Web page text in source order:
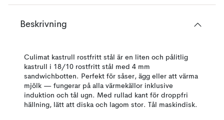
Beskrivning
Culimat kastrull rostfritt stål är en liten och pålitlig
kastrull i 18/10 rostfritt stål med 4 mm
sandwichbotten. Perfekt för såser, ägg eller att värma
mjölk — fungerar på alla värmekällor inklusive
induktion och tål ugn. Med rullad kant för droppfri
hällning, lätt att diska och lagom stor. Tål maskindisk.